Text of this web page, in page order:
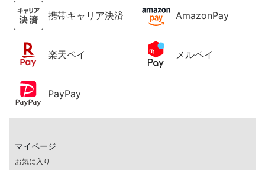
携帯キャリア決済 AmazonPay
楽天ペイ メルペイ
PayPay
マイページ
お気に入り